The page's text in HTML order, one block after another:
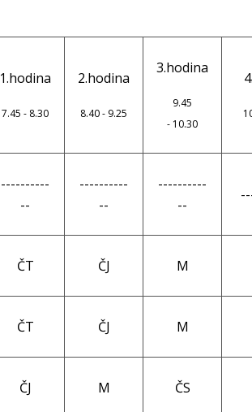
1.hodina
7.45 - 8.30
2.hodina
8.40 - 9.25
3.hodina
9.45
- 10.30
----------
--
----------
--
----------
--
ČT ČJ M
ČT ČJ M
ČJ M ČS